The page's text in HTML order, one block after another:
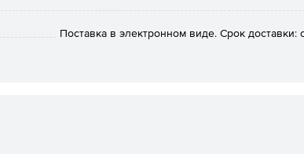
необходимость в установке агентов на
как сервис или настольное приложение.
Поставка в электронном виде. Срок доставки: